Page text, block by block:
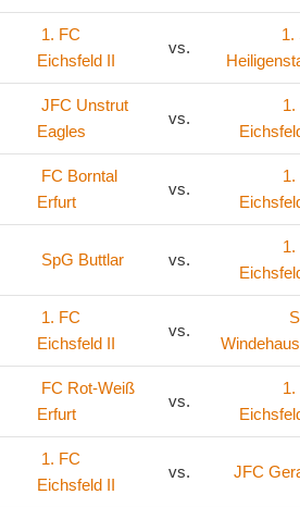
1. FC
Eichsfeld II
vs.
1.
JFC Unstrut
Eagles
vs.
1.
FC Borntal
Erfurt
vs.
1.
SpG Buttlar vs.
1.
1. FC
Eichsfeld II
vs.
FC Rot-Weiß
Erfurt
vs.
1.
1. FC
Eichsfeld II
vs. JFC